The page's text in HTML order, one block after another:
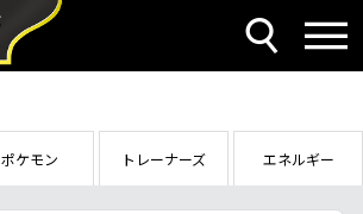
ポケモン トレーナーズ エネルギー